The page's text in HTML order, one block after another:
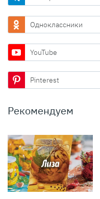
Одноклассники
YouTube
Pinterest
Рекомендуем